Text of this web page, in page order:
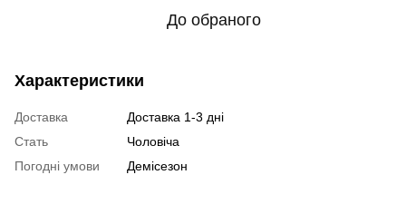
До обраного
Характеристики
Доставка
Доставка 1-3 дні
Стать
Чоловіча
Погодні умови
Демісезон